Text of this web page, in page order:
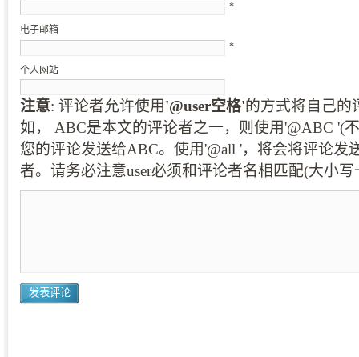
*
电子邮箱
*
个人网站
注意: 评论者允许使用'@user空格'的方式将自己的
如， ABC是本文的评论者之一，则使用'@ABC '(
您的评论发送给ABC。使用'@all '，将会将评论发
者。请务必注意user必须和评论者名相匹配(大小写